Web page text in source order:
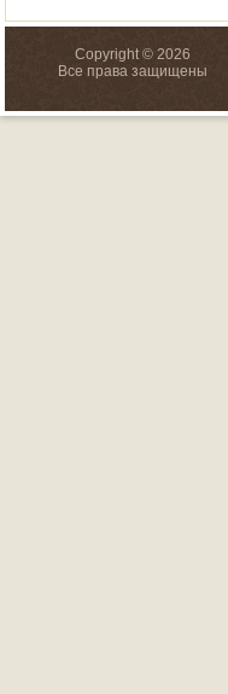
Copyright © 2026
Все права защищены